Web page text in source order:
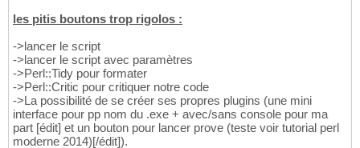
les pitis boutons trop rigolos :
->lancer le script
->lancer le script avec paramètres
->Perl::Tidy pour formater
->Perl::Critic pour critiquer notre code
->La possibilité de se créer ses propres plugins (une mini
interface pour pp nom du .exe + avec/sans console pour ma
part [édit] et un bouton pour lancer prove (teste voir tutorial perl
moderne 2014)[/édit]).